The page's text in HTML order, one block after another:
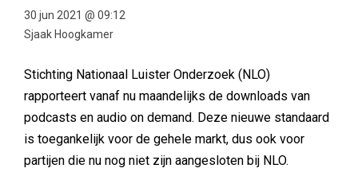
30 jun 2021 @ 09:12
Sjaak Hoogkamer
Stichting Nationaal Luister Onderzoek (NLO)
rapporteert vanaf nu maandelijks de downloads van
podcasts en audio on demand. Deze nieuwe standaard
is toegankelijk voor de gehele markt, dus ook voor
partijen die nu nog niet zijn aangesloten bij NLO.